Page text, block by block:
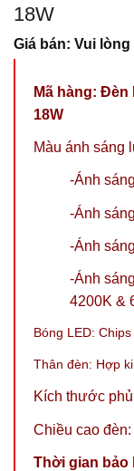
18W
Giá bán: Vui lòng
Mã hàng: Đèn
18W
Màu ánh sáng
-Ánh
-Ánh
-Ánh
-Ánh
4200K &
Bóng LED:
Thân đèn: Hợp
Kích thước
Chiều cao đèn:
Thời gian bảo